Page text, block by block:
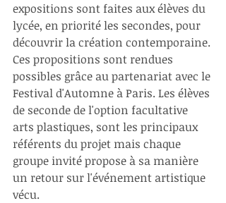
expositions sont faites aux élèves du
lycée, en priorité les secondes, pour
découvrir la création contemporaine.
Ces propositions sont rendues
possibles grâce au partenariat avec le
Festival d'Automne à Paris. Les élèves
de seconde de l'option facultative
arts plastiques, sont les principaux
référents du projet mais chaque
groupe invité propose à sa manière
un retour sur l'événement artistique
vécu.